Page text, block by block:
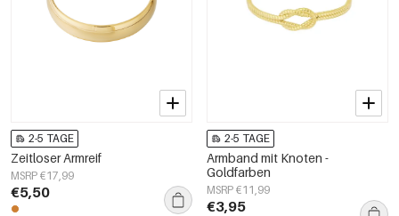
2-5 TAGE
Zeitloser Armreif
MSRP €17,99
€5,50
2-5 TAGE
Armband mit Knoten -
Goldfarben
MSRP €11,99
€3,95